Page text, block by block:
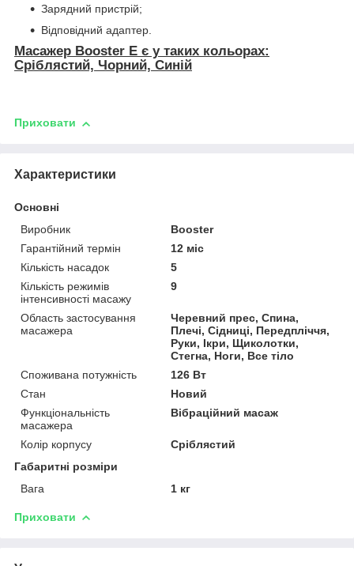
Зарядний пристрій;
Відповідний адаптер.
Масажер Booster Е є у таких кольорах:
Сріблястий, Чорний, Синій
Приховати
Характеристики
Основні
Виробник
Booster
Гарантійний термін
12 міс
Кількість насадок
5
Кількість режимів
інтенсивності масажу
9
Область застосування
масажера
Черевний прес, Спина,
Плечі, Сідниці, Передпліччя,
Руки, Ікри, Щиколотки,
Стегна, Ноги, Все тіло
Споживана потужність
126 Вт
Стан
Новий
Функціональність
масажера
Вібраційний масаж
Колір корпусу
Сріблястий
Габаритні розміри
Вага
1 кг
Приховати